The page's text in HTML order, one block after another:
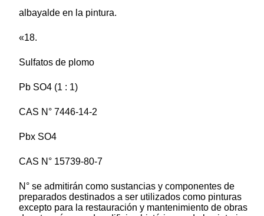
albayalde en la pintura.
«18.
Sulfatos de plomo
Pb SO4 (1 : 1)
CAS N° 7446-14-2
Pbx SO4
CAS N° 15739-80-7
N° se admitirán como sustancias y componentes de
preparados destinados a ser utilizados como pinturas
excepto para la restauración y mantenimiento de obras